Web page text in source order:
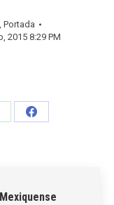
, Portada
2015 8:29 PM
Share